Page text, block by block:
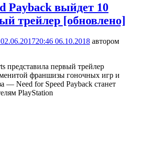
Payback выйдет 10
трейлер [обновлено]
20:46 06.10.2018 автором
представила первый трейлер
франшизы гоночных игр и
— Need for Speed Payback станет
PlayStation